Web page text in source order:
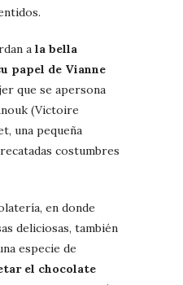
a la bella
papel de Vianne
que se apersona
(Victoire
una pequeña
costumbres
en donde
deliciosas, también
especie de
el chocolate